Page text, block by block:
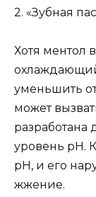
2. «Зубная
Хотя ментол
уменьшить
может
разработана
уровень pH.
pH, и его
жжение.